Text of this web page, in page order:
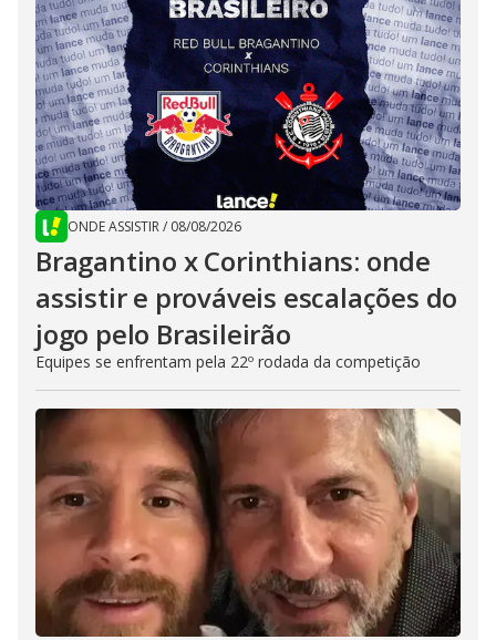
ONDE ASSISTIR/ 08/08/2026
Bragantino x Corinthians: onde
assistir e prováveis escalações do
jogo pelo Brasileirão
Equipes se enfrentam pela 22º rodada da competição